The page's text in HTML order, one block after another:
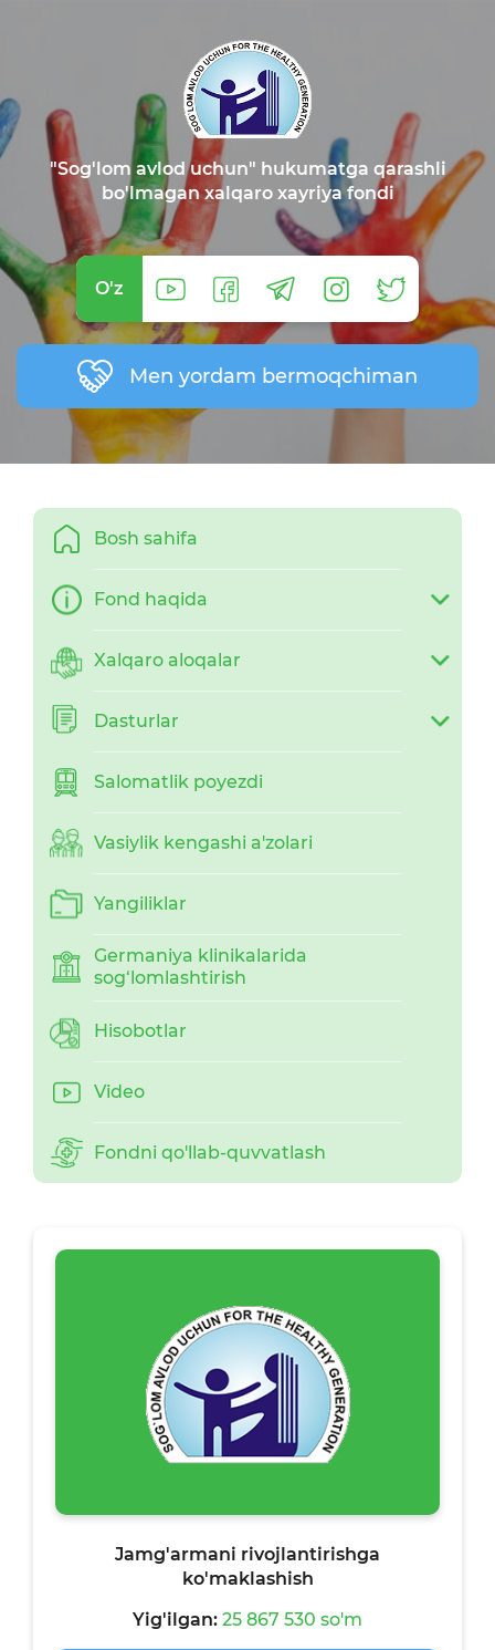
"Sog'lom avlod uchun" hukumatga qarashli
bo'lmagan xalqaro xayriya fondi
O'z
Men yordam bermoqchiman
Bosh sahifa
Fond haqida
Xalqaro aloqalar
Dasturlar
Salomatlik poyezdi
Vasiylik kengashi a'zolari
Yangiliklar
Germaniya klinikalarida
sog‘lomlashtirish
Hisobotlar
Video
Fondni qo'llab-quvvatlash
Jamg'armani rivojlantirishga
ko'maklashish
Yig'ilgan: 25 867 530 so'm